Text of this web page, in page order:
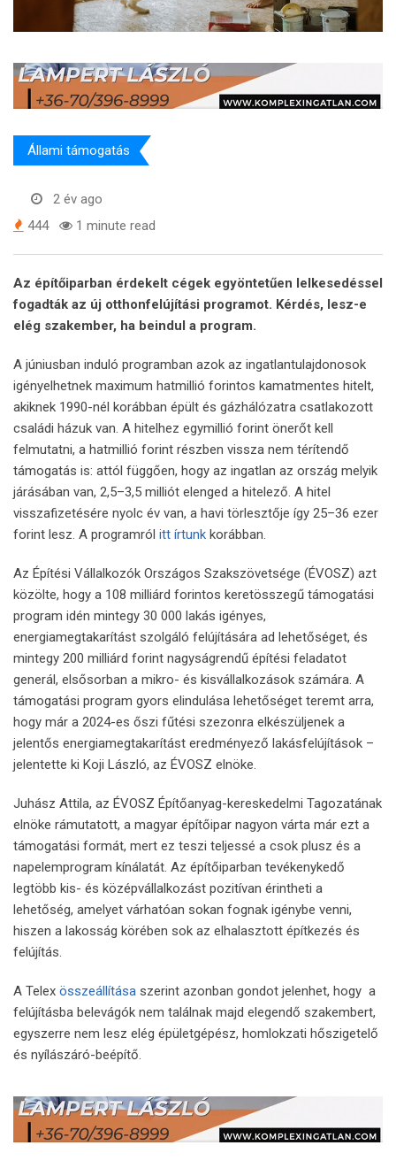
Állami támogatás
2 év ago
444
1 minute read
Az építőiparban érdekelt cégek egyöntetűen lelkesedéssel
fogadták az új otthonfelújítási programot. Kérdés, lesz-e
elég szakember, ha beindul a program.
A júniusban induló programban azok az ingatlantulajdonosok
igényelhetnek maximum hatmillió forintos kamatmentes hitelt,
akiknek 1990-nél korábban épült és gázhálózatra csatlakozott
családi házuk van. A hitelhez egymillió forint önerőt kell
felmutatni, a hatmillió forint részben vissza nem térítendő
támogatás is: attól függően, hogy az ingatlan az ország melyik
járásában van, 2,5–3,5 milliót elenged a hitelező. A hitel
visszafizetésére nyolc év van, a havi törlesztője így 25–36 ezer
forint lesz. A programról itt írtunk korábban.
Az Építési Vállalkozók Országos Szakszövetsége (ÉVOSZ) azt
közölte, hogy a 108 milliárd forintos keretösszegű támogatási
program idén mintegy 30 000 lakás igényes,
energiamegtakarítást szolgáló felújítására ad lehetőséget, és
mintegy 200 milliárd forint nagyságrendű építési feladatot
generál, elsősorban a mikro- és kisvállalkozások számára. A
támogatási program gyors elindulása lehetőséget teremt arra,
hogy már a 2024-es őszi fűtési szezonra elkészüljenek a
jelentős energiamegtakarítást eredményező lakásfelújítások –
jelentette ki Koji László, az ÉVOSZ elnöke.
Juhász Attila, az ÉVOSZ Építőanyag-kereskedelmi Tagozatának
elnöke rámutatott, a magyar építőipar nagyon várta már ezt a
támogatási formát, mert ez teszi teljessé a csok plusz és a
napelemprogram kínálatát. Az építőiparban tevékenykedő
legtöbb kis- és középvállalkozást pozitívan érintheti a
lehetőség, amelyet várhatóan sokan fognak igénybe venni,
hiszen a lakosság körében sok az elhalasztott építkezés és
felújítás.
A Telex összeállítása szerint azonban gondot jelenhet, hogy a
felújításba belevágók nem találnak majd elegendő szakembert,
egyszerre nem lesz elég épületgépész, homlokzati hőszigetelő
és nyílászáró-beépítő.